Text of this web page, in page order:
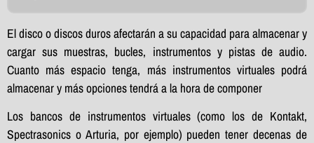
El disco o discos duros afectarán a su capacidad para almacenar y
cargar sus muestras, bucles, instrumentos y pistas de audio.
Cuanto más espacio tenga, más instrumentos virtuales podrá
almacenar y más opciones tendrá a la hora de componer
Los bancos de instrumentos virtuales (como los de Kontakt,
Spectrasonics o Arturia, por ejemplo) pueden tener decenas de